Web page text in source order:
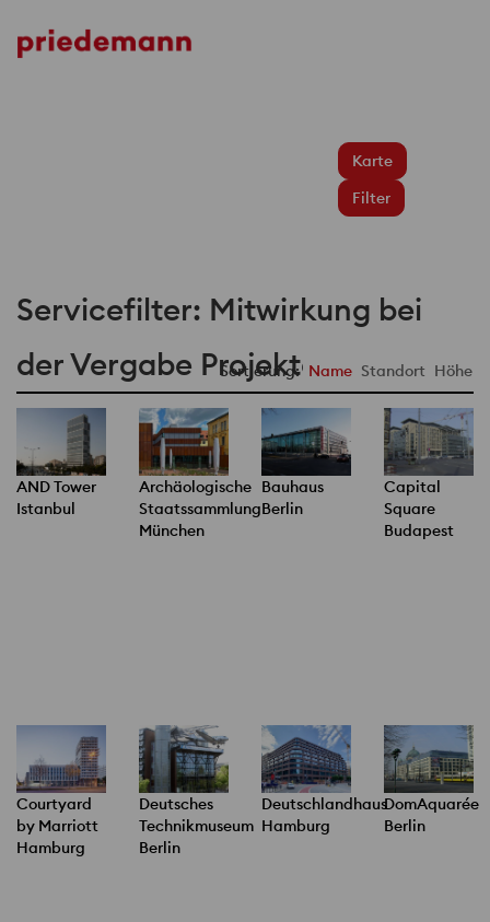
Karte
Filter
Servicefilter: Mitwirkung bei
der Vergabe Projekte
Sortierung: Name Standort Höhe
AND Tower
Istanbul
Archäologische
Staatssammlung
München
Bauhaus
Berlin
Capital
Square
Budapest
Courtyard
by Marriott
Hamburg
Deutsches
Technikmuseum
Berlin
Deutschlandhaus
Hamburg
DomAquarée
Berlin